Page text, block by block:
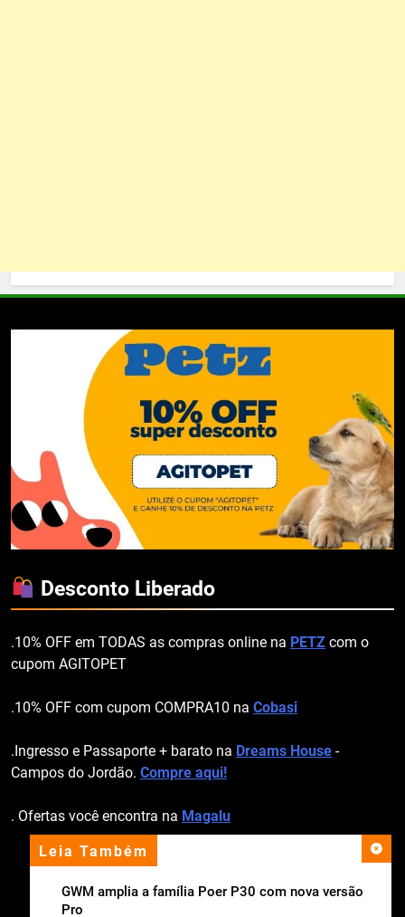
Leia Também
GWM amplia a família Poer P30 com nova versão
Pro
Desconto Liberado
.10% OFF em TODAS as compras online na PETZ com o
cupom AGITOPET
.10% OFF com cupom COMPRA10 na Cobasi
.Ingresso e Passaporte + barato na Dreams House -
Campos do Jordão. Compre aqui!
. Ofertas você encontra na Magalu
apoio institucional